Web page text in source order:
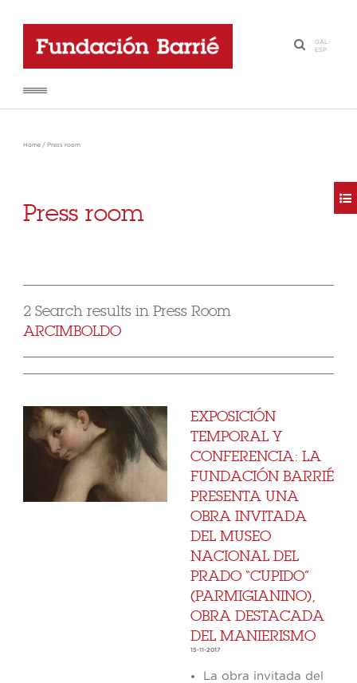
·
GAL-
ESP
Home / Press room
Press room
2 Search results in Press Room
ARCIMBOLDO
EXPOSICIÓN
TEMPORAL Y
CONFERENCIA: LA
FUNDACIÓN BARRIÉ
PRESENTA UNA
OBRA INVITADA
DEL MUSEO
NACIONAL DEL
PRADO “CUPIDO”
(PARMIGIANINO),
OBRA DESTACADA
DEL MANIERISMO
15-11-2017
La obra invitada del